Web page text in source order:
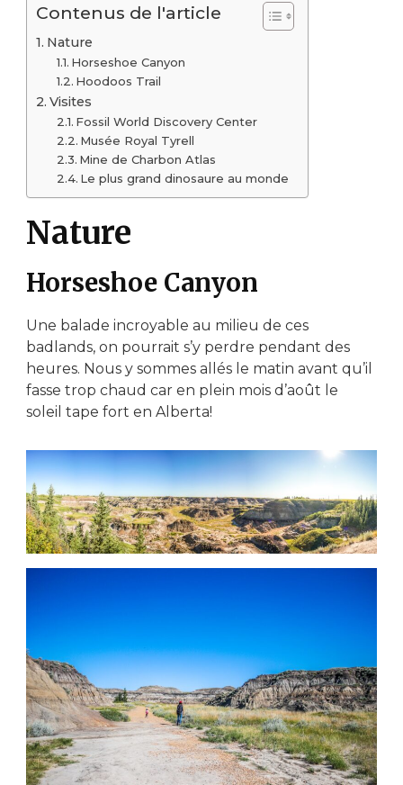
Contenus de l'article
Nature
Horseshoe Canyon
Hoodoos Trail
Visites
Fossil World Discovery Center
Musée Royal Tyrell
Mine de Charbon Atlas
Le plus grand dinosaure au monde
Nature
Horseshoe Canyon
Une balade incroyable au milieu de ces
badlands, on pourrait s’y perdre pendant des
heures. Nous y sommes allés le matin avant qu’il
fasse trop chaud car en plein mois d’août le
soleil tape fort en Alberta!